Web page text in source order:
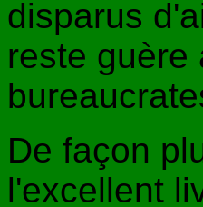
disparus
reste guère
De façon
l'excellent